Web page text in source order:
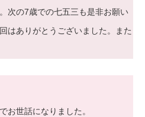
次の7歳での七五三も是非お願い
はありがとうございました。また
お世話になりました。